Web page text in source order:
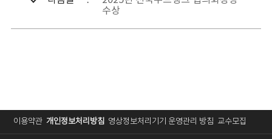
수상
이용약관 개인정보처리방침 영상정보처리기기 운영관리 방침 교수모집